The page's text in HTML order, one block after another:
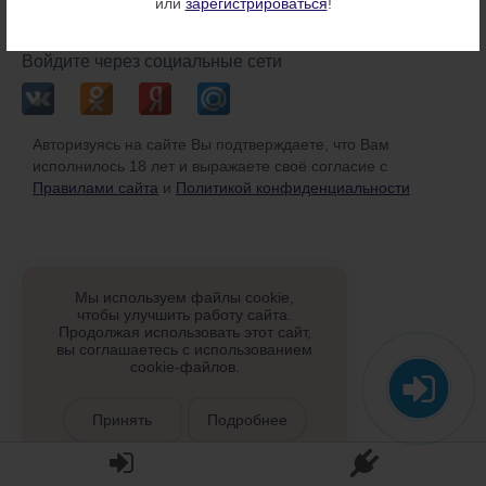
Войдите через социальные сети
Авторизуясь на сайте Вы подтверждаете, что Вам
исполнилось 18 лет и выражаете своё согласие с
Правилами сайта и Политикой конфиденциальности
Мы используем файлы cookie,
чтобы улучшить работу сайта.
Продолжая использовать этот сайт,
вы соглашаетесь с использованием
cookie-файлов.
Принять Подробнее